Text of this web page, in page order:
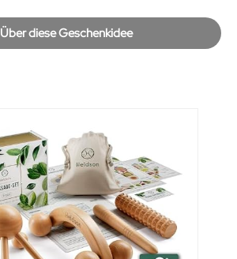
Über diese Geschenkidee